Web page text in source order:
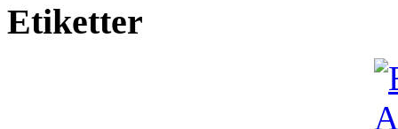
Etiketter